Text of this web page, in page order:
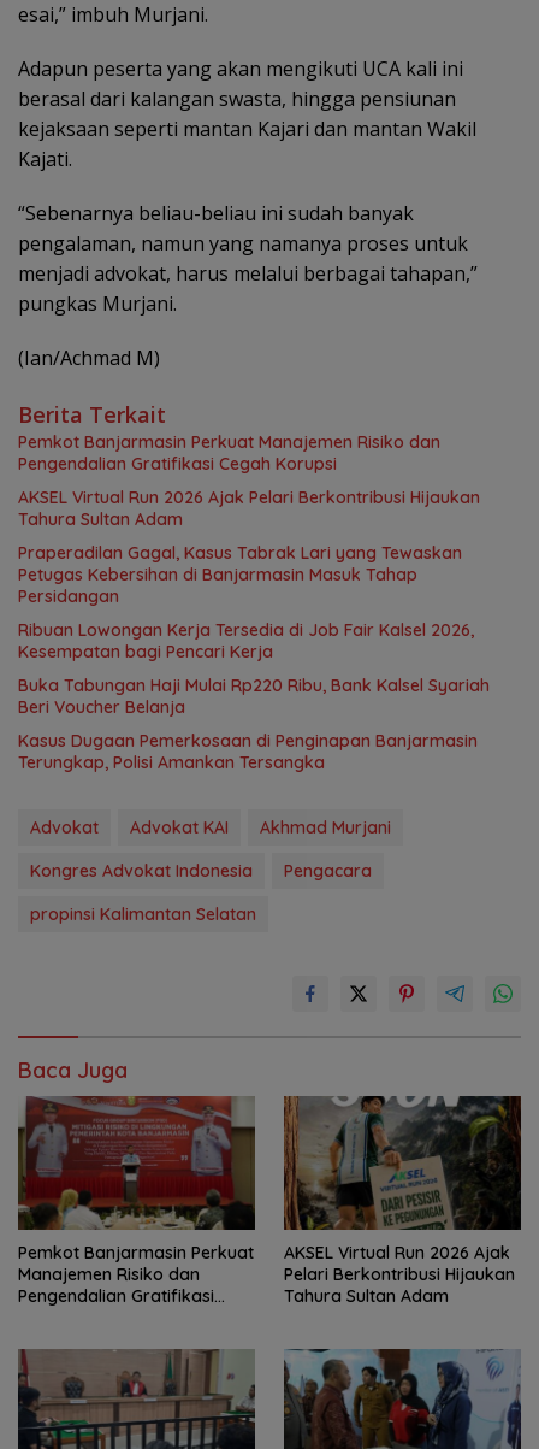
esai,” imbuh Murjani.
Adapun peserta yang akan mengikuti UCA kali ini
berasal dari kalangan swasta, hingga pensiunan
kejaksaan seperti mantan Kajari dan mantan Wakil
Kajati.
“Sebenarnya beliau-beliau ini sudah banyak
pengalaman, namun yang namanya proses untuk
menjadi advokat, harus melalui berbagai tahapan,”
pungkas Murjani.
(Ian/Achmad M)
Berita Terkait
Pemkot Banjarmasin Perkuat Manajemen Risiko dan
Pengendalian Gratifikasi Cegah Korupsi
AKSEL Virtual Run 2026 Ajak Pelari Berkontribusi Hijaukan
Tahura Sultan Adam
Praperadilan Gagal, Kasus Tabrak Lari yang Tewaskan
Petugas Kebersihan di Banjarmasin Masuk Tahap
Persidangan
Ribuan Lowongan Kerja Tersedia di Job Fair Kalsel 2026,
Kesempatan bagi Pencari Kerja
Buka Tabungan Haji Mulai Rp220 Ribu, Bank Kalsel Syariah
Beri Voucher Belanja
Kasus Dugaan Pemerkosaan di Penginapan Banjarmasin
Terungkap, Polisi Amankan Tersangka
Advokat Advokat KAI
Akhmad Murjani
Kongres Advokat Indonesia
Pengacara
propinsi Kalimantan Selatan
Baca Juga
Pemkot Banjarmasin Perkuat
Manajemen Risiko dan
Pengendalian Gratifikasi
AKSEL Virtual Run 2026 Ajak
Pelari Berkontribusi Hijaukan
Tahura Sultan Adam